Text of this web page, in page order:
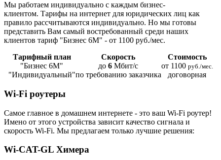
Мы работаем индивидуально с каждым бизнес-
клиентом. Тарифы на интернет для юридических лиц как
правило рассчитываются индивидуально. Но мы готовы
представить Вам самый востребованный среди наших
клиентов тариф "Бизнес 6М" - от 1100 руб./мес.
Тарифный план
Скорость
Стоимость
"Бизнес 6М"
до 6 Мбит/с от 1100 руб./мес.
"Индивидуальный"по требованию заказчика договорная
Wi-Fi роутеры
Самое главное в домашнем интернете - это ваш Wi-Fi роутер!
Имено от этого устройства зависит качество сигнала и
скорость Wi-Fi. Мы предлагаем только лучшие решения:
Wi-CAT-GL Химера